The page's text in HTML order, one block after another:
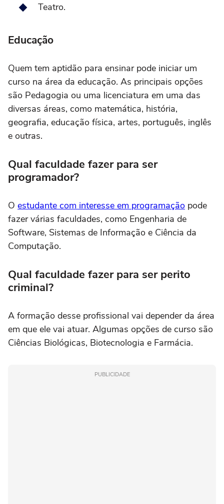
Teatro.
Educação
Quem tem aptidão para ensinar pode iniciar um
curso na área da educação. As principais opções
são Pedagogia ou uma licenciatura em uma das
diversas áreas, como matemática, história,
geografia, educação física, artes, português, inglês
e outras.
Qual faculdade fazer para ser
programador?
O estudante com interesse em programação pode
fazer várias faculdades, como Engenharia de
Software, Sistemas de Informação e Ciência da
Computação.
Qual faculdade fazer para ser perito
criminal?
A formação desse profissional vai depender da área
em que ele vai atuar. Algumas opções de curso são
Ciências Biológicas, Biotecnologia e Farmácia.
PUBLICIDADE